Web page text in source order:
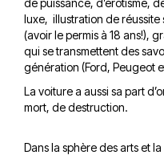
de puissance, d’érotisme,
luxe, illustration de réussite
(avoir le permis à 18 ans!),
qui se transmettent des
génération (Ford, Peugeot
La voiture a aussi sa part
mort, de destruction.
Dans la sphère des arts et